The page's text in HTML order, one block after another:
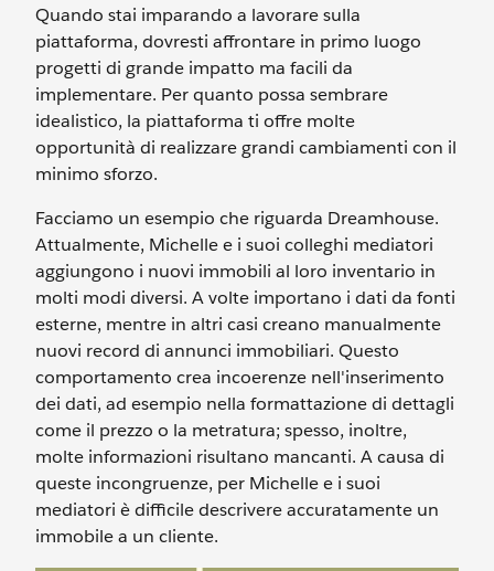
Quando stai imparando a lavorare sulla
piattaforma, dovresti affrontare in primo luogo
progetti di grande impatto ma facili da
implementare. Per quanto possa sembrare
idealistico, la piattaforma ti offre molte
opportunità di realizzare grandi cambiamenti con il
minimo sforzo.
Facciamo un esempio che riguarda Dreamhouse.
Attualmente, Michelle e i suoi colleghi mediatori
aggiungono i nuovi immobili al loro inventario in
molti modi diversi. A volte importano i dati da fonti
esterne, mentre in altri casi creano manualmente
nuovi record di annunci immobiliari. Questo
comportamento crea incoerenze nell'inserimento
dei dati, ad esempio nella formattazione di dettagli
come il prezzo o la metratura; spesso, inoltre,
molte informazioni risultano mancanti. A causa di
queste incongruenze, per Michelle e i suoi
mediatori è difficile descrivere accuratamente un
immobile a un cliente.